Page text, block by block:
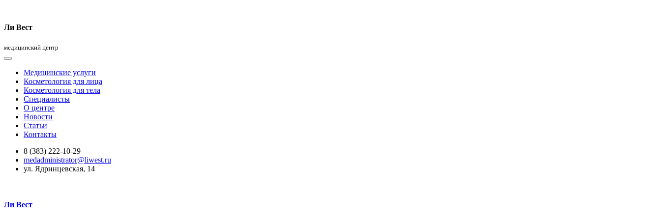
Ли Вест
медицинский центр
Медицинские услуги
Косметология для лица
Косметология для тела
Специалисты
О центре
Новости
Статьи
Контакты
8 (383) 222-10-29
medadministrator@liwest.ru
ул. Ядринцевская, 14
Ли Вест